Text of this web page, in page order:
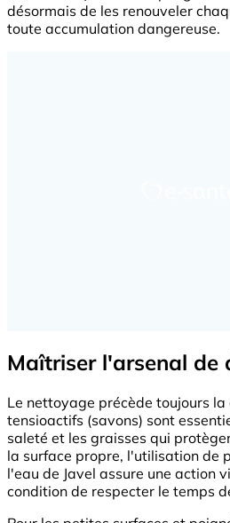
désormais de les renouveler
toute accumulation dangereuse.
Maîtriser l'arsenal de
Le nettoyage précède toujours
tensioactifs (savons) sont
saleté et les graisses qui
la surface propre, l'utilisation de
l'eau de Javel assure une action
condition de respecter le temps